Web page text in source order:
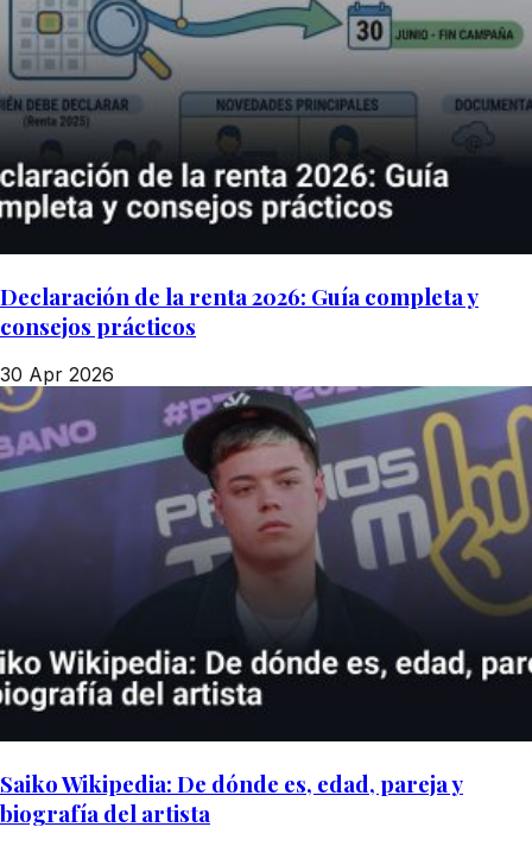
Declaración de la renta 2026: Guía completa y
consejos prácticos
30 Apr 2026
Saiko Wikipedia: De dónde es, edad, pareja y
biografía del artista